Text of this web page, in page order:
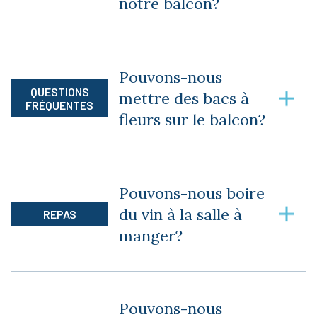
QUESTIONS
FRÉQUENTES
Pouvons-nous
mettre des bacs à
fleurs sur le balcon?
REPAS
Pouvons-nous boire
du vin à la salle à
manger?
Pouvons-nous